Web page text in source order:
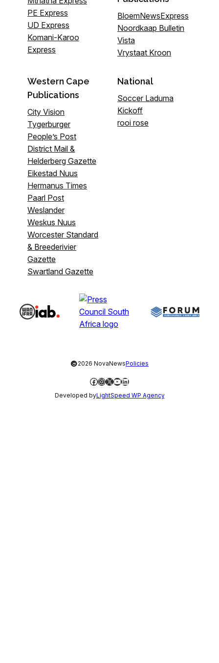
PE Express
UD Express
Komani-Karoo
Express
BloemNewsExpress
Noordkaap Bulletin
Vista
Vrystaat Kroon
Western Cape
Publications
City Vision
Tygerburger
People’s Post
District Mail &
Helderberg Gazette
Eikestad Nuus
Hermanus Times
Paarl Post
Weslander
Weskus Nuus
Worcester Standard
& Breederivier
Gazette
Swartland Gazette
National
Soccer Laduma
Kickoff
rooi rose
©2026 NovaNewsPolicies
Facebook
Instagram
X YouTube
LinkedIn
Developed byLightSpeed WP Agency